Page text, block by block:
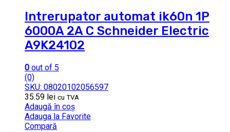
Intrerupator automat ik60n 1P
6000A 2A C Schneider Electric
A9K24102
0 out of 5
(0)
SKU: 08020102056597
35.59 lei cu TVA
Adaugă în coș
Adauga la Favorite
Compară